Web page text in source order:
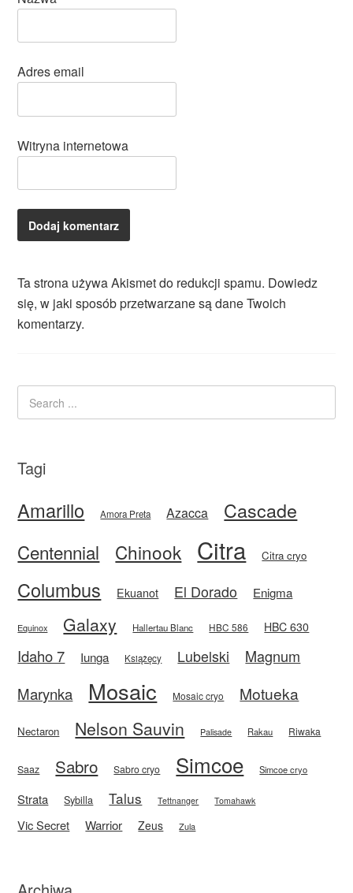
Adres email
Witryna internetowa
Ta strona używa Akismet do redukcji spamu. Dowiedz
się, w jaki sposób przetwarzane są dane Twoich
komentarzy.
Tagi
Amarillo Amora Preta Azacca Cascade
Centennial Chinook Citra Citra cryo
Columbus Ekuanot El Dorado Enigma
Equinox Galaxy Hallertau Blanc HBC 586 HBC 630
Idaho 7 Iunga Książęcy Lubelski
Magnum
Marynka
Mosaic Mosaic cryo Motueka
Nectaron Nelson Sauvin Palisade Rakau Riwaka
Saaz Sabro Sabro cryo Simcoe Simcoe cryo
Strata Sybilla Talus Tettnanger Tomahawk
Vic Secret Warrior Zeus Zula